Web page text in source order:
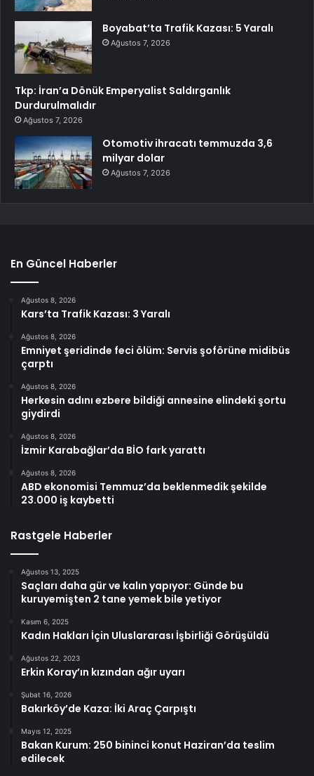
Boyabat’ta Trafik Kazası: 5 Yaralı
Ağustos 7, 2026
Tkp: İran’a Dönük Emperyalist Saldırganlık
Durdurulmalıdır
Ağustos 7, 2026
Otomotiv ihracatı temmuzda 3,6
milyar dolar
Ağustos 7, 2026
En Güncel Haberler
Ağustos 8, 2026
Kars’ta Trafik Kazası: 3 Yaralı
Ağustos 8, 2026
Emniyet şeridinde feci ölüm: Servis şoförüne midibüs
çarptı
Ağustos 8, 2026
Herkesin adını ezbere bildiği annesine elindeki şortu
giydirdi
Ağustos 8, 2026
İzmir Karabağlar’da BİO fark yarattı
Ağustos 8, 2026
ABD ekonomisi Temmuz’da beklenmedik şekilde
23.000 iş kaybetti
Rastgele Haberler
Ağustos 13, 2025
Saçları daha gür ve kalın yapıyor: Günde bu
kuruyemişten 2 tane yemek bile yetiyor
Kasım 6, 2025
Kadın Hakları İçin Uluslararası İşbirliği Görüşüldü
Ağustos 22, 2023
Erkin Koray’ın kızından ağır uyarı
Şubat 16, 2026
Bakırköy’de Kaza: İki Araç Çarpıştı
Mayıs 12, 2025
Bakan Kurum: 250 bininci konut Haziran’da teslim
edilecek